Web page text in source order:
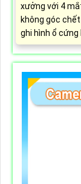
xưởng với 4
không góc
ghi hình ổ cứng